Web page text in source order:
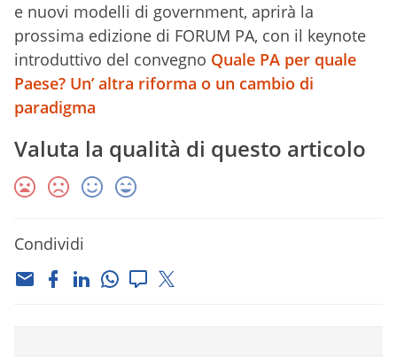
e nuovi modelli di government, aprirà la
prossima edizione di FORUM PA, con il keynote
introduttivo del convegno Quale PA per quale
Paese? Un’ altra riforma o un cambio di
paradigma
Valuta la qualità di questo articolo
Condividi